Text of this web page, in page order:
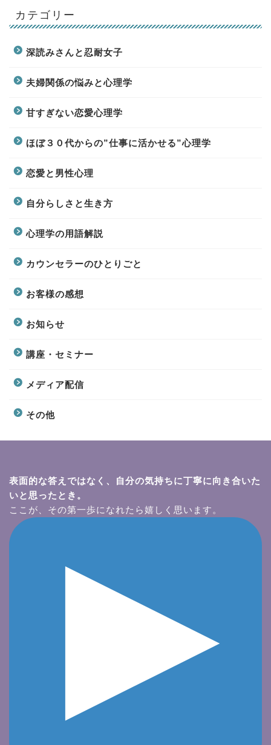
カテゴリー
深読みさんと忍耐女子
夫婦関係の悩みと心理学
甘すぎない恋愛心理学
ほぼ３０代からの”仕事に活かせる”心理学
恋愛と男性心理
自分らしさと生き方
心理学の用語解説
カウンセラーのひとりごと
お客様の感想
お知らせ
講座・セミナー
メディア配信
その他
表面的な答えではなく、自分の気持ちに丁寧に向き合いた
いと思ったとき。
ここが、その第一歩になれたら嬉しく思います。